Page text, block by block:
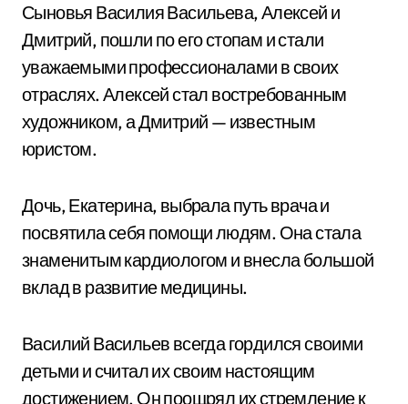
Сыновья Василия Васильева, Алексей и
Дмитрий, пошли по его стопам и стали
уважаемыми профессионалами в своих
отраслях. Алексей стал востребованным
художником, а Дмитрий — известным
юристом.
Дочь, Екатерина, выбрала путь врача и
посвятила себя помощи людям. Она стала
знаменитым кардиологом и внесла большой
вклад в развитие медицины.
Василий Васильев всегда гордился своими
детьми и считал их своим настоящим
достижением. Он поощрял их стремление к